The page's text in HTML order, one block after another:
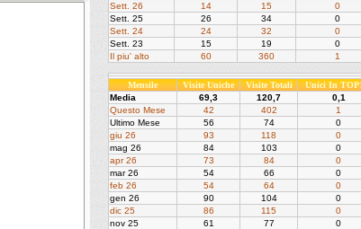
Sett. 26
14 15 0
Sett. 25
26 34 0
Sett. 24
24 32 0
Sett. 23
15 19 0
Il piu' alto
60 360 1
Mensile Visite Uniche Visite Totali Unici In
Media
69,3 120,7 0,1
Questo Mese
42 402 1
Ultimo Mese
56 74 0
giu 26
93 118 0
mag 26
84 103 0
apr 26
73 84 0
mar 26
54 66 0
feb 26
54 64 0
gen 26
90 104 0
dic 25
86 115 0
nov 25
61 77 0